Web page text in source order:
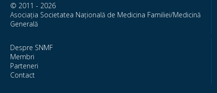
© 2011 - 2026
Asociația Societatea Națională de Medicina Familiei/Medicină
Generală
Despre SNMF
Membri
Parteneri
Contact